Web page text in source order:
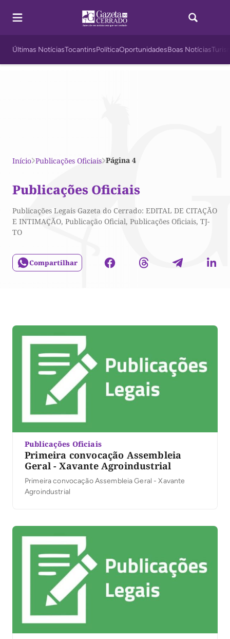
Últimas NotíciasTocantinsPolíticaOportunidadesBoas Notícias
Início Publicações Oficiais Página 4
Publicações Oficiais
Compartilhar
Publicações Legais Gazeta do Cerrado: EDITAL DE CITAÇÃO
E INTIMAÇÃO, Publicação Oficial, Publicações Oficiais, TJ-
TO
Publicações Oficiais
Primeira convocação Assembleia
Geral - Xavante Agroindustrial
Primeira convocação Assembleia Geral - Xavante
Agroindustrial